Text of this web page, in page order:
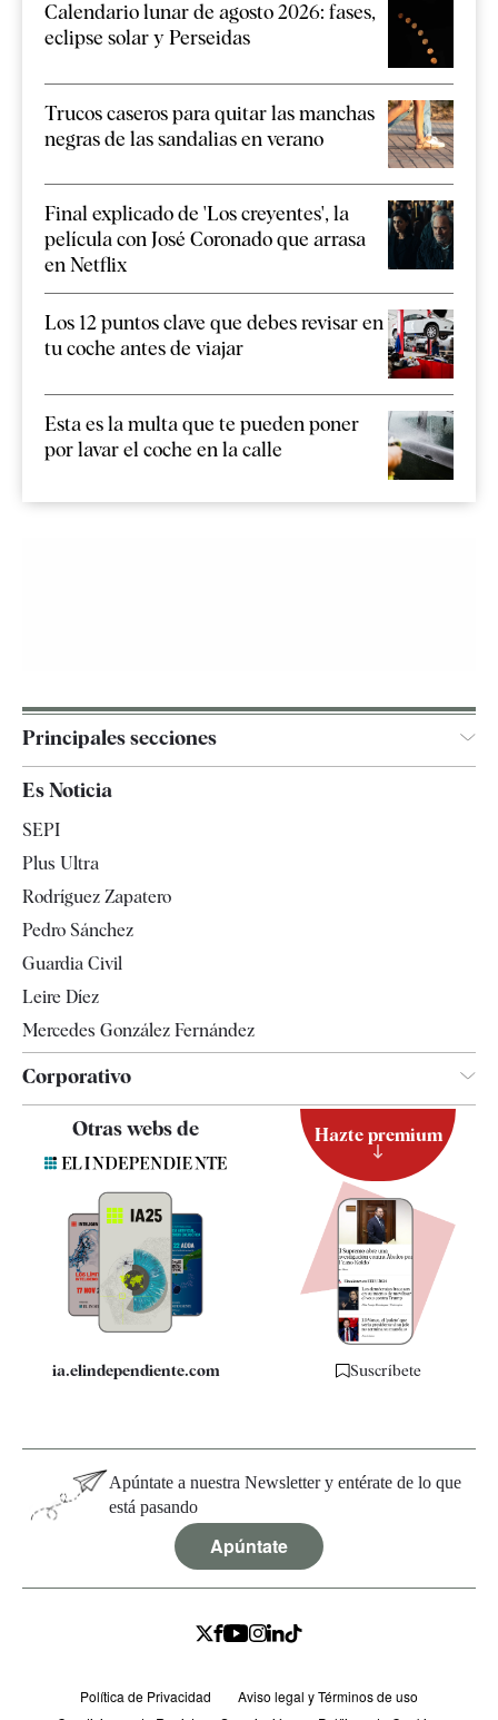
Calendario lunar de agosto 2026: fases,
eclipse solar y Perseidas
Trucos caseros para quitar las manchas
negras de las sandalias en verano
Final explicado de 'Los creyentes', la
película con José Coronado que arrasa
en Netflix
Los 12 puntos clave que debes revisar en
tu coche antes de viajar
Esta es la multa que te pueden poner
por lavar el coche en la calle
Principales secciones
Televisión
Es Noticia
SEPI
Plus Ultra
Rodríguez Zapatero
Pedro Sánchez
Guardia Civil
Leire Díez
Mercedes González Fernández
Corporativo
Quiénes somos
Especificaciones
Otras webs de
ia.elindependiente.com
Hazte premium
Suscríbete
Apúntate a nuestra Newsletter y entérate de lo que
está pasando
Apúntate
Política de Privacidad
Aviso legal y Términos de uso